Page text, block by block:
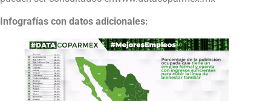
Infografías con datos adicionales: